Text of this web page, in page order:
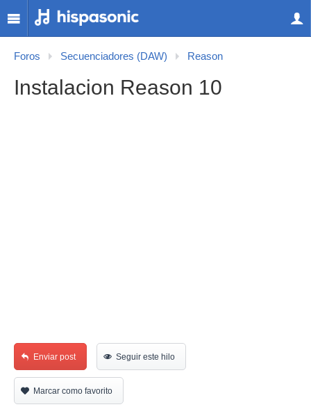
Foros Secuenciadores (DAW) Reason
Instalacion Reason 10
Enviar post Seguir este hilo
Marcar como favorito